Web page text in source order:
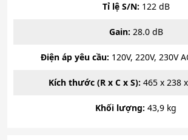
Tỉ lệ S/N: 122 dB
Gain: 28.0 dB
Điện áp yêu cầu: 120V, 220V, 230V
Kích thước (R x C x S): 465 x 238
Khối lượng: 43,9 kg